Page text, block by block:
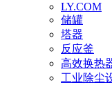
LY.COM
储罐
塔器
反应釜
高效换热
工业除尘